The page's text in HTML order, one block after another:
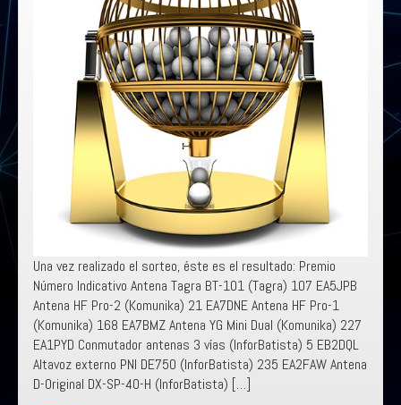
Una vez realizado el sorteo, éste es el resultado: Premio
Número Indicativo Antena Tagra BT-101 (Tagra) 107 EA5JPB
Antena HF Pro-2 (Komunika) 21 EA7DNE Antena HF Pro-1
(Komunika) 168 EA7BMZ Antena YG Mini Dual (Komunika) 227
EA1PYD Conmutador antenas 3 vías (InforBatista) 5 EB2DQL
Altavoz externo PNI DE750 (InforBatista) 235 EA2FAW Antena
D-Original DX-SP-40-H (InforBatista) […]